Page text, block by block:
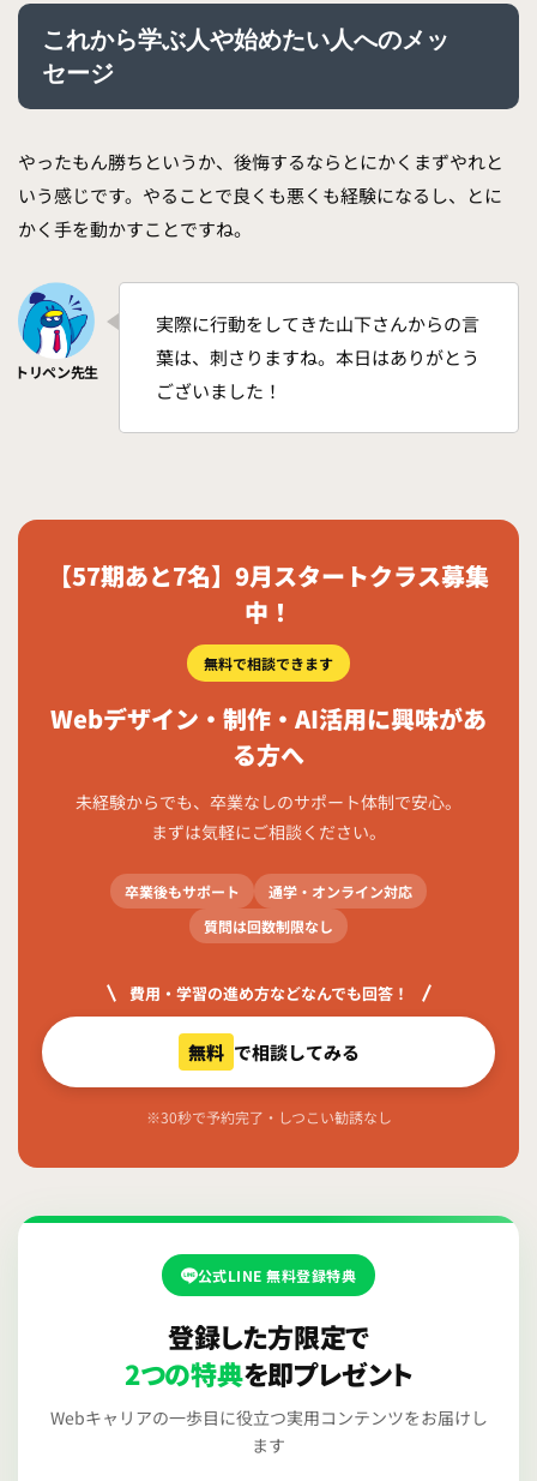
これから学ぶ人や始めたい人へのメッ
セージ
やったもん勝ちというか、後悔するならとにかくまずやれと
いう感じです。やることで良くも悪くも経験になるし、とに
かく手を動かすことですね。
実際に行動をしてきた山下さんからの言
葉は、刺さりますね。本日はありがとう
ございました！
【57期あと7名】9月スタートクラス募集
中！
無料で相談できます
Webデザイン・制作・AI活用に興味があ
る方へ
未経験からでも、卒業なしのサポート体制で安心。
まずは気軽にご相談ください。
卒業後もサポート
通学・オンライン対応
質問は回数制限なし
費用・学習の進め方などなんでも回答！
無料 で相談してみる
※30秒で予約完了・しつこい勧誘なし
公式LINE 無料登録特典
登録した方限定で
2つの特典を即プレゼント
Webキャリアの一歩目に役立つ実用コンテンツをお届けし
ます